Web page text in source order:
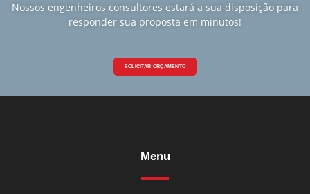
Nossos engenheiros consultores estará a sua disposição para
responder sua proposta em minutos!
SOLICITAR ORÇAMENTO
Menu